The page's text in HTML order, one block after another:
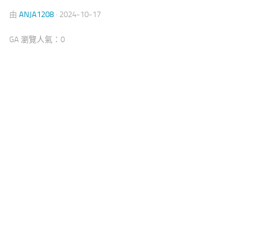
由 ANJA1208 · 2024-10-17
GA 瀏覽人氣：0